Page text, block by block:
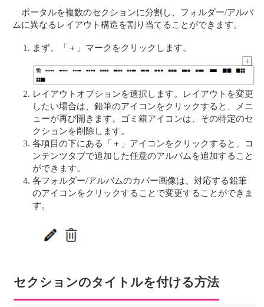
ポータルを複数のセクションに分割し、フォルダー/アルバ
ムに異なるレイアウト構造を割り当てることができます。
まず、「＋」マークをクリックします。
レイアウトオプションを選択します。レイアウトを変更
したい場合は、鉛筆のアイコンをクリックすると、メニ
ューが再び開きます。ゴミ箱アイコンは、その特定のセ
クションを削除します。
各項目の下にある「＋」アイコンをクリックすると、コ
ンテンツタブで追加した任意のアルバムを追加すること
ができます。
各フォルダー/アルバムのカバー画像は、対応する鉛筆
のアイコンをクリックすることで変更することができま
す。
セクションのタイトルを付ける方法